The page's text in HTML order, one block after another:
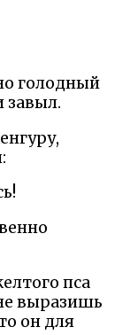
голодный
завыл.
пса
выразишь
он для